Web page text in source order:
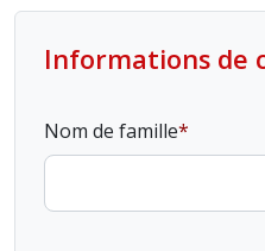
Informations de
Nom de famille